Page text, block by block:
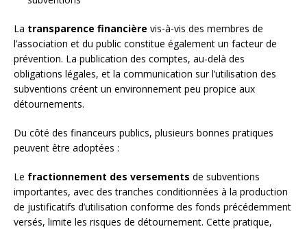
La transparence financière vis-à-vis des membres de
l’association et du public constitue également un facteur de
prévention. La publication des comptes, au-delà des
obligations légales, et la communication sur l’utilisation des
subventions créent un environnement peu propice aux
détournements.
Du côté des financeurs publics, plusieurs bonnes pratiques
peuvent être adoptées :
Le fractionnement des versements de subventions
importantes, avec des tranches conditionnées à la production
de justificatifs d’utilisation conforme des fonds précédemment
versés, limite les risques de détournement. Cette pratique,